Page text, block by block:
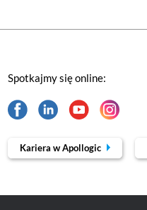
Spotkajmy się online:
Kariera w Apollogic